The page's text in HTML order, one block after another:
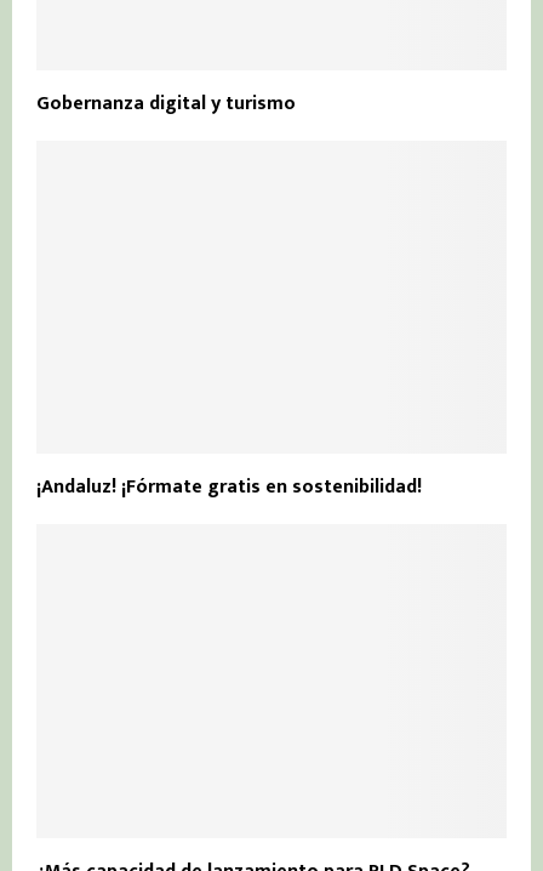
Gobernanza digital y turismo
¡Andaluz! ¡Fórmate gratis en sostenibilidad!